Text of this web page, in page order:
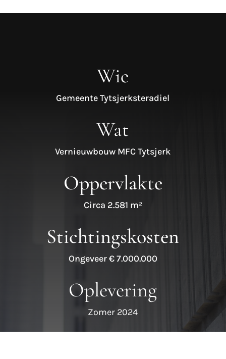
Wie
Gemeente Tytsjerksteradiel
Wat
Vernieuwbouw MFC Tytsjerk
Oppervlakte
Circa 2.581 m²
Stichtingskosten
Ongeveer € 7.000.000
Oplevering
Zomer 2024